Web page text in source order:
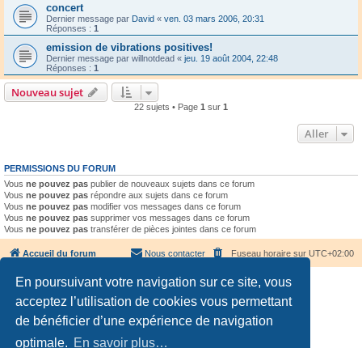
En poursuivant votre navigation sur ce site, vous
acceptez l’utilisation de cookies vous permettant
de bénéficier d’une expérience de navigation
optimale. En savoir plus…
concert
Dernier message par David « ven. 03 mars 2006, 20:31
Réponses : 1
emission de vibrations positives!
Dernier message par willnotdead « jeu. 19 août 2004, 22:48
Réponses : 1
Nouveau sujet
22 sujets • Page 1 sur 1
Aller
PERMISSIONS DU FORUM
Vous ne pouvez pas publier de nouveaux sujets dans ce forum
Vous ne pouvez pas répondre aux sujets dans ce forum
Vous ne pouvez pas modifier vos messages dans ce forum
Vous ne pouvez pas supprimer vos messages dans ce forum
Vous ne pouvez pas transférer de pièces jointes dans ce forum
Accueil du forum Fuseau horaire sur UTC+02:00
Nous contacter
Développé par phpBB